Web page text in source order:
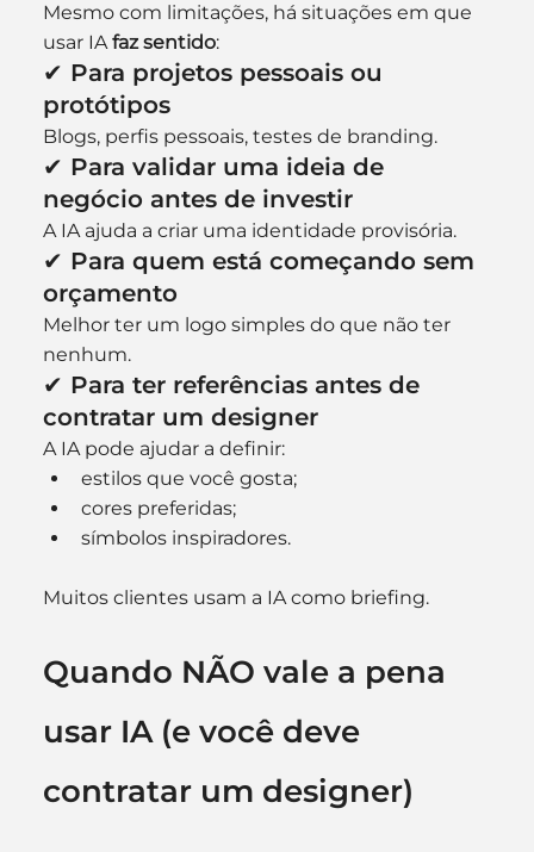
Mesmo com limitações, há situações em que
usar IA faz sentido:
✔ Para projetos pessoais ou
protótipos
Blogs, perfis pessoais, testes de branding.
✔ Para validar uma ideia de
negócio antes de investir
A IA ajuda a criar uma identidade provisória.
✔ Para quem está começando sem
orçamento
Melhor ter um logo simples do que não ter
nenhum.
✔ Para ter referências antes de
contratar um designer
A IA pode ajudar a definir:
estilos que você gosta;
cores preferidas;
símbolos inspiradores.
Muitos clientes usam a IA como briefing.
Quando NÃO vale a pena
usar IA (e você deve
contratar um designer)